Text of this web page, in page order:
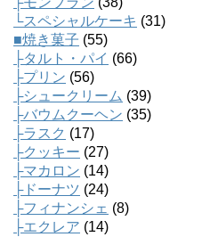
└スペシャルケーキ (31)
■焼き菓子 (55)
├タルト・パイ (66)
├プリン (56)
├シュークリーム (39)
├バウムクーヘン (35)
├ラスク (17)
├クッキー (27)
├マカロン (14)
├ドーナツ (24)
├フィナンシェ (8)
├エクレア (14)